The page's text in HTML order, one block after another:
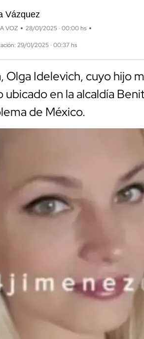
Vázquez
VOZ 28/01/2025 · 00:00 hs
29/01/2025 · 00:37 hs
Olga Idelevich, cuyo hijo
en la alcaldía
de México.